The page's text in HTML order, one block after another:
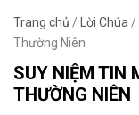
Trang chủ / Lời Chúa /
Thường Niên
SUY NIỆM TIN
THƯỜNG NIÊN